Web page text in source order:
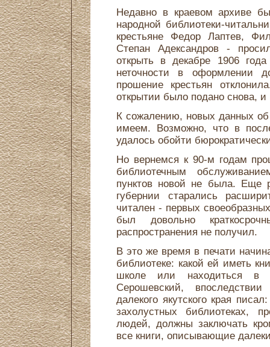
Недавно в краевом архиве
народной библиотеки-
крестьяне Федор Лаптев,
Степан Адександров -
открыть в декабре 1906
неточности в оформлении
прошение крестьян
открытии было подано снова, и
К сожалению, новых данных
имеем. Возможно, что в
удалось обойти
Но вернемся к 90-м годам
библиотечным
пунктов новой не была. Еще
губернии старались
читален - первых
был довольно
распространения не получил.
В это же время в печати
библиотеке: какой ей иметь
школе или находиться в
Серошевский,
далекого якутского края
захолустных библиотеках,
людей, должны заключать
все книги, описывающие